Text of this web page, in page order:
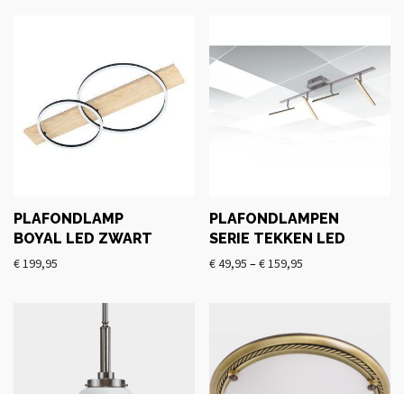
PLAFONDLAMP
BOYAL LED ZWART
€199,95
PLAFONDLAMPEN
SERIE TEKKEN LED
€49,95 –€159,95